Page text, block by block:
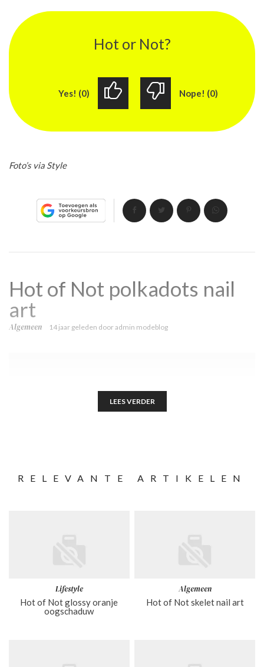
Hot or Not?
Yes! (0) Nope! (0)
Foto’s via Style
Hot of Not polkadots nail
art
Algemeen 14 jaar geleden dooradmin modeblog
LEES VERDER
RELEVANTE ARTIKELEN
Lifestyle
Hot of Not glossy oranje
oogschaduw
Algemeen
Hot of Not skelet nail art